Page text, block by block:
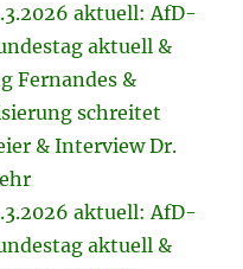
aktuell: AfD-
aktuell &
Fernandes &
schreitet
& Interview Dr.
aktuell: AfD-
aktuell &